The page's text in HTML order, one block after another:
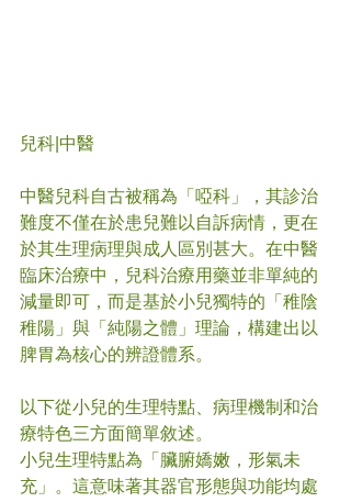
兒科 |中醫
中醫兒科自古被稱為「啞科」，其診治
難度不僅在於患兒難以自訴病情，更在
於其生理病理與成人區別甚大。在中醫
臨床治療中，兒科治療用藥並非單純的
減量即可，而是基於小兒獨特的「稚陰
稚陽」與「純陽之體」理論，構建出以
脾胃為核心的辨證體系。
以下從小兒的生理特點、病理機制和治
療特色三方面簡單敘述。
小兒生理特點為「臟腑嬌嫩，形氣未
充」。這意味著其器官形態與功能均處